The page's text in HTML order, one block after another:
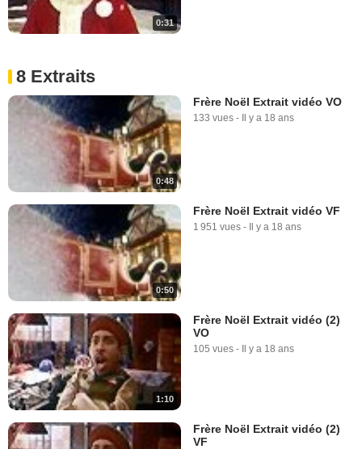
0:31
8 Extraits
0:48
Frère Noël Extrait vidéo VO
133 vues - Il y a 18 ans
0:50
Frère Noël Extrait vidéo VF
1 951 vues - Il y a 18 ans
1:10
Frère Noël Extrait vidéo (2)
VO
105 vues - Il y a 18 ans
Frère Noël Extrait vidéo (2)
VF